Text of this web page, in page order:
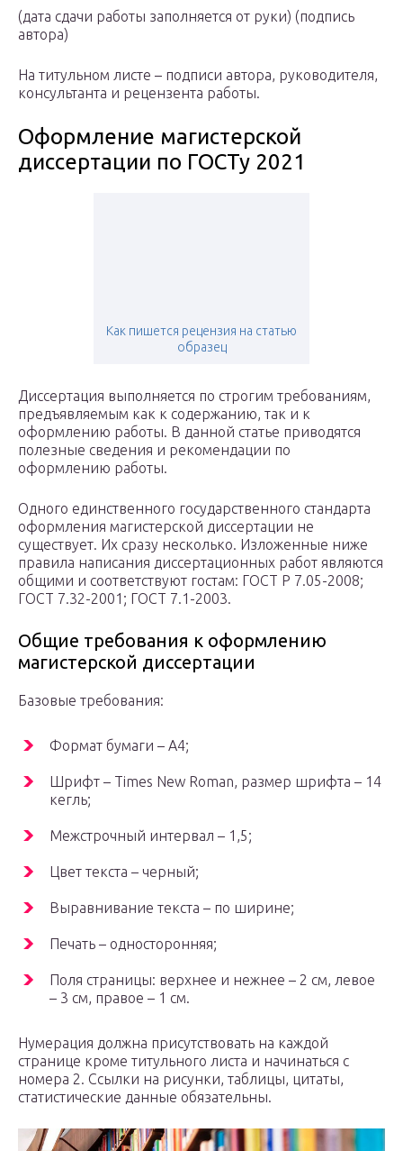
(дата сдачи работы заполняется от руки) (подпись
автора)
На титульном листе – подписи автора, руководителя,
консультанта и рецензента работы.
Оформление магистерской
диссертации по ГОСТу 2021
Как пишется рецензия на статью
образец
Диссертация выполняется по строгим требованиям,
предъявляемым как к содержанию, так и к
оформлению работы. В данной статье приводятся
полезные сведения и рекомендации по
оформлению работы.
Одного единственного государственного стандарта
оформления магистерской диссертации не
существует. Их сразу несколько. Изложенные ниже
правила написания диссертационных работ являются
общими и соответствуют гостам: ГОСТ Р 7.05-2008;
ГОСТ 7.32-2001; ГОСТ 7.1-2003.
Общие требования к оформлению
магистерской диссертации
Базовые требования:
Формат бумаги – A4;
Шрифт – Times New Roman, размер шрифта – 14
кегль;
Межстрочный интервал – 1,5;
Цвет текста – черный;
Выравнивание текста – по ширине;
Печать – односторонняя;
Поля страницы: верхнее и нежнее – 2 см, левое
– 3 см, правое – 1 см.
Нумерация должна присутствовать на каждой
странице кроме титульного листа и начинаться с
номера 2. Ссылки на рисунки, таблицы, цитаты,
статистические данные обязательны.